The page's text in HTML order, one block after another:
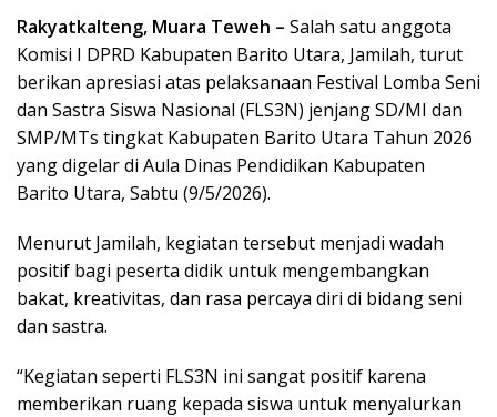
Rakyatkalteng, Muara Teweh – Salah satu anggota
Komisi I DPRD Kabupaten Barito Utara, Jamilah, turut
berikan apresiasi atas pelaksanaan Festival Lomba Seni
dan Sastra Siswa Nasional (FLS3N) jenjang SD/MI dan
SMP/MTs tingkat Kabupaten Barito Utara Tahun 2026
yang digelar di Aula Dinas Pendidikan Kabupaten
Barito Utara, Sabtu (9/5/2026).
Menurut Jamilah, kegiatan tersebut menjadi wadah
positif bagi peserta didik untuk mengembangkan
bakat, kreativitas, dan rasa percaya diri di bidang seni
dan sastra.
“Kegiatan seperti FLS3N ini sangat positif karena
memberikan ruang kepada siswa untuk menyalurkan